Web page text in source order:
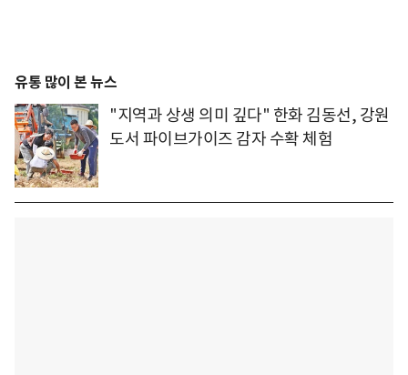
유통 많이 본 뉴스
"지역과 상생 의미 깊다" 한화 김동선, 강원
도서 파이브가이즈 감자 수확 체험